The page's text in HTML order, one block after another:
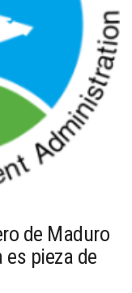
de Maduro
es pieza de